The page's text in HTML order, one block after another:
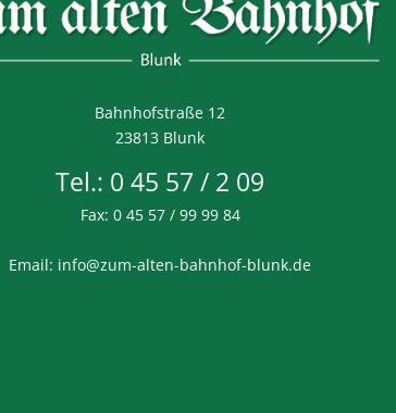
Bahnhofstraße 12
23813 Blunk
Tel.: 0 45 57 / 2 09
Fax: 0 45 57 / 99 99 84
Email: info@zum-alten-bahnhof-blunk.de